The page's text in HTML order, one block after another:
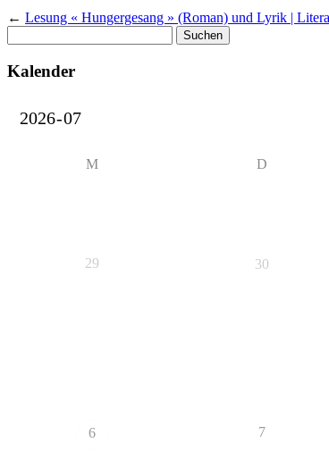
← Lesung « Hungergesang » (Roman) und Lyrik |
nach:
Kalender
M D
29 30
6 7